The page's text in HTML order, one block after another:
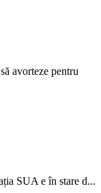
avorteze pentru
SUA e în stare d...